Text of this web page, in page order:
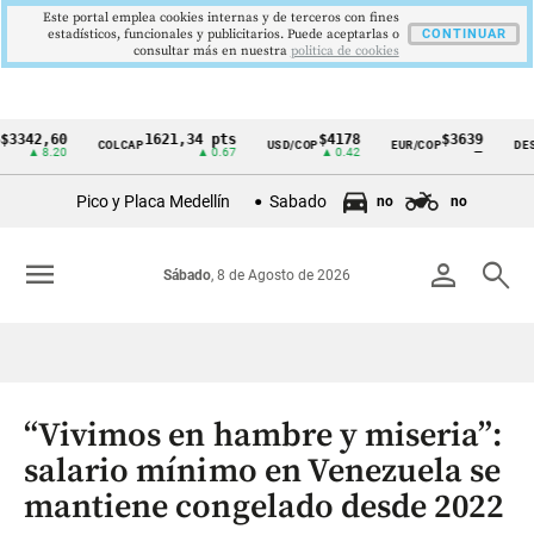
Cintillo
Colombia
COLCAP1621,34 pts USD/COP$4178
▲ 0.42
EUR/COP$3639
—
Pico y Placa Medellín Sabado no no
person search
Sábado, 8 de Agosto de 2026
menu
“Vivimos en hambre y miseria”:
salario mínimo en Venezuela se
mantiene congelado desde 2022
Este portal emplea cookies internas y de terceros con fines
estadísticos, funcionales y publicitarios. Puede aceptarlas o
consultar más en nuestra politica de cookies
CONTINUAR